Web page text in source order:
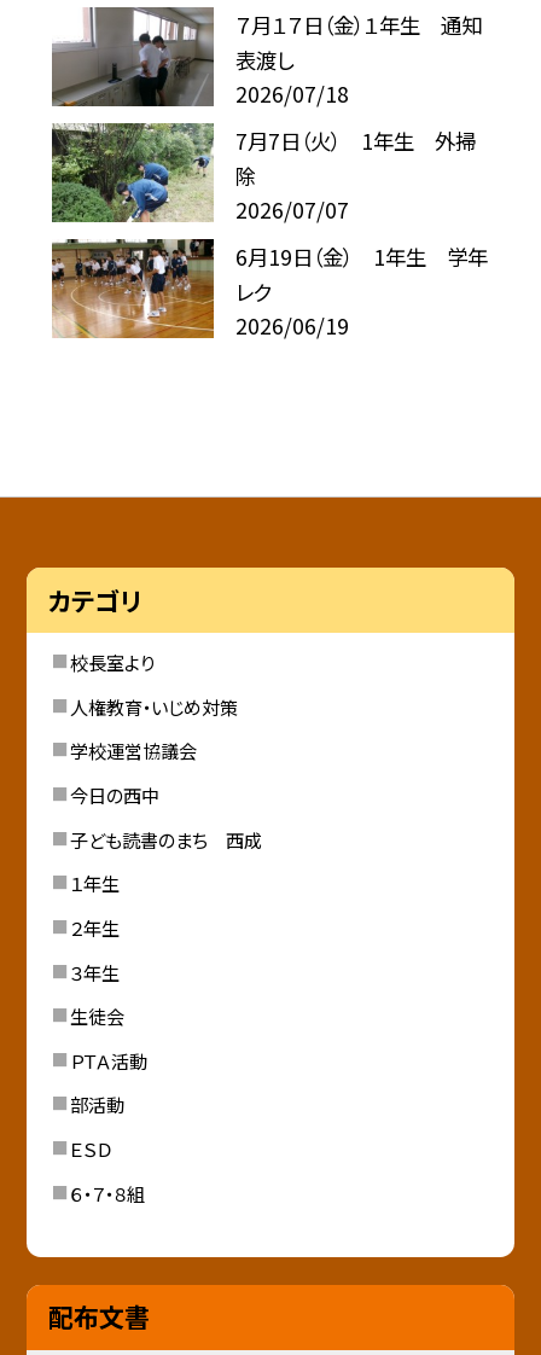
７月１７日（金）１年生 通知
表渡し
2026/07/18
7月7日（火） 1年生 外掃
除
2026/07/07
6月19日（金） 1年生 学年
レク
2026/06/19
カテゴリ
校長室より
人権教育・いじめ対策
学校運営協議会
今日の西中
子ども読書のまち 西成
１年生
２年生
３年生
生徒会
ＰＴＡ活動
部活動
ＥＳＤ
６・７・８組
配布文書